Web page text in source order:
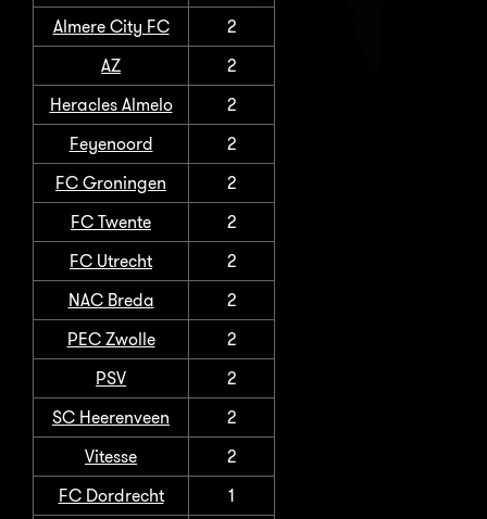
Almere City FC
2
AZ
2
Heracles Almelo
2
Feyenoord
2
FC Groningen
2
FC Twente
2
FC Utrecht
2
NAC Breda
2
PEC Zwolle
2
PSV
2
SC Heerenveen
2
Vitesse
2
FC Dordrecht
1